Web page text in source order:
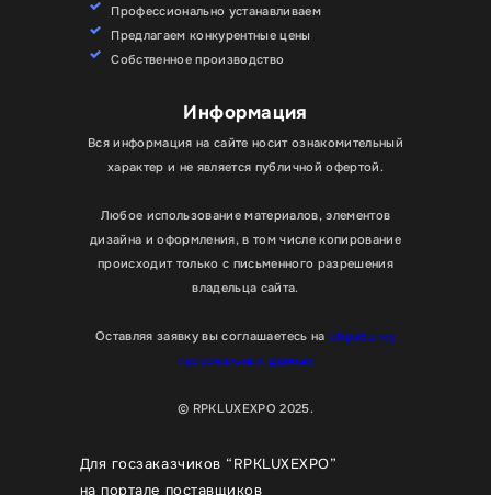
Профессионально устанавливаем
Предлагаем конкурентные цены
Собственное производство
Информация
Вся информация на сайте носит ознакомительный
характер и не является публичной офертой.
Любое использование материалов, элементов
дизайна и оформления, в том числе копирование
происходит только с письменного разрешения
владельца сайта.
Оставляя заявку вы соглашаетесь на обработку
персональных данных
© RPKLUXEXPO 2025.
Для госзаказчиков “RPKLUXEXPO”
на портале поставщиков